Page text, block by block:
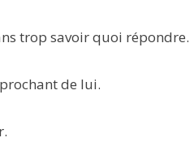
trop savoir quoi répondre.
de lui.